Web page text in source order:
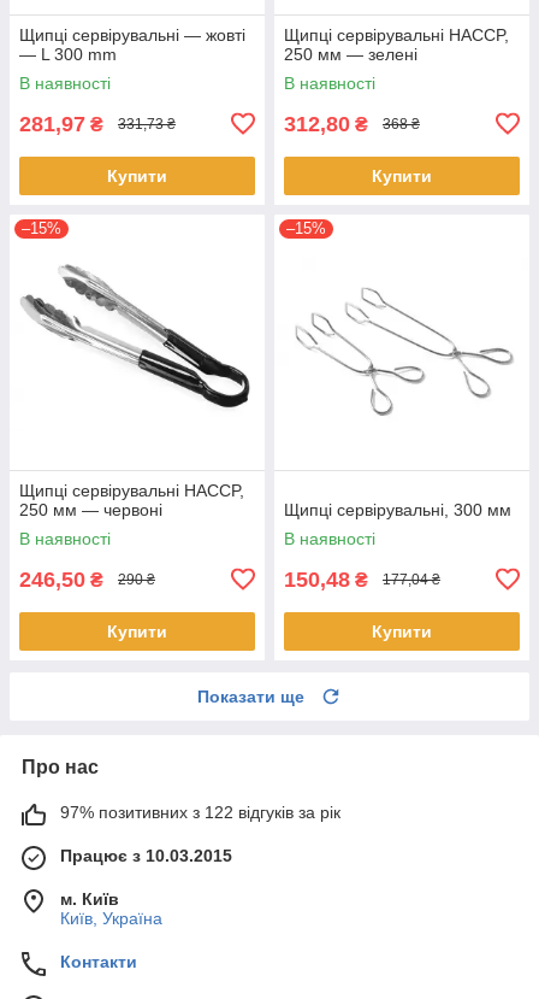
Щипці сервірувальні — жовті
— L 300 mm
В наявності
281,97 ₴ 331,73 ₴
Купити
Щипці сервірувальні HACCP,
250 мм — зелені
В наявності
312,80 ₴ 368 ₴
Купити
–15%
Щипці сервірувальні HACCP,
250 мм — червоні
В наявності
246,50 ₴ 290 ₴
Купити
–15%
Щипці сервірувальні, 300 мм
В наявності
150,48 ₴ 177,04 ₴
Купити
Показати ще
Про нас
97% позитивних з 122 відгуків за рік
Працює з 10.03.2015
м. Київ
Київ, Україна
Контакти